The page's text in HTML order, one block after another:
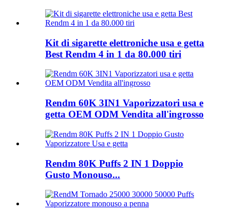
Kit di sigarette elettroniche usa e getta
Best Rendm 4 in 1 da 80.000 tiri
Rendm 60K 3IN1 Vaporizzatori usa e
getta OEM ODM Vendita all'ingrosso
Rendm 80K Puffs 2 IN 1 Doppio
Gusto Monouso...